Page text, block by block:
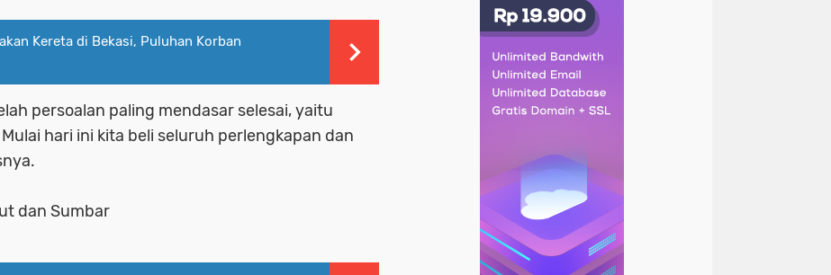
Kereta di Bekasi, Puluhan Korban
persoalan paling mendasar selesai, yaitu
hari ini kita beli seluruh perlengkapan dan
dan Sumbar